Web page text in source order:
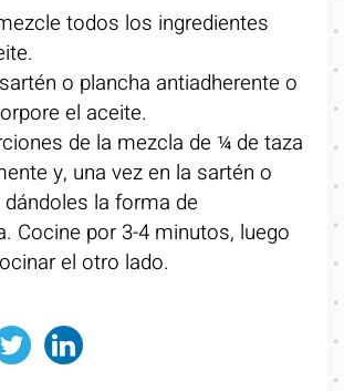
todos los ingredientes
o plancha antiadherente o
el aceite.
de la mezcla de ¼ de taza
y, una vez en la sartén o
la forma de
Cocine por 3-4 minutos, luego
el otro lado.